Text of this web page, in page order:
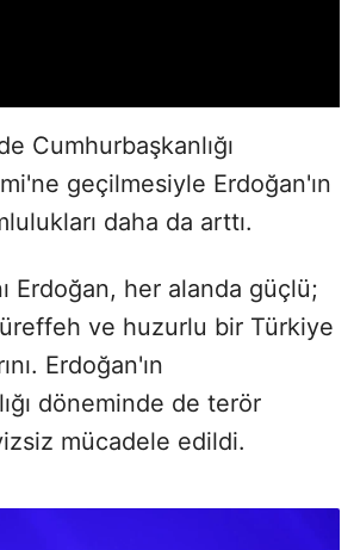
Cumhurbaşkanlığı
geçilmesiyle Erdoğan'ın
daha da arttı.
Erdoğan, her alanda güçlü;
ve huzurlu bir Türkiye
Erdoğan'ın
döneminde de terör
mücadele edildi.